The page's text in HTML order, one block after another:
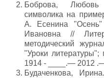
Боброва, Любовь
символика на
А. Есенина
Ивановна //
методический
"Уроки
1914 - ____.— 2012
Будаченкова,